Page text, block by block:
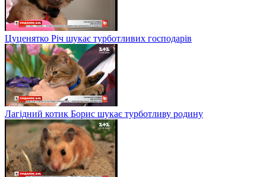
Цуценятко Річ шукає турботливих господарів
Лагідний котик Борис шукає турботливу родину